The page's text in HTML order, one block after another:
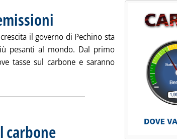
. Pubblicata venerdì 28 ottobre 2011 alle 16.7.
il governo di Pechino sta
pesanti al mondo. Dal primo
tasse sul carbone e saranno
tutta la notizia: 'Cina: più tasse per tagliare le
carbone . Pubblicata venerdì 28 ottobre 2011 alle 15.49.